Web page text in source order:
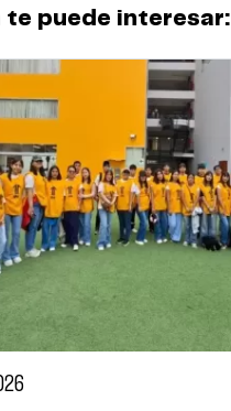
te puede interesar: